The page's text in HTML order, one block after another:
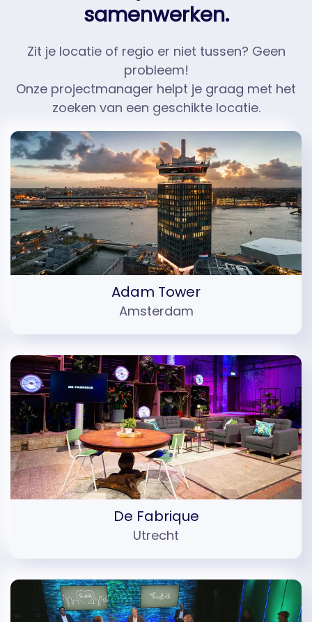
samenwerken.
Zit je locatie of regio er niet tussen? Geen
probleem!
Onze projectmanager helpt je graag met het
zoeken van een geschikte locatie.
Adam Tower
Amsterdam
De Fabrique
Utrecht